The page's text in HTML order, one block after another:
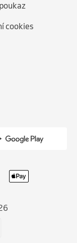
cookies